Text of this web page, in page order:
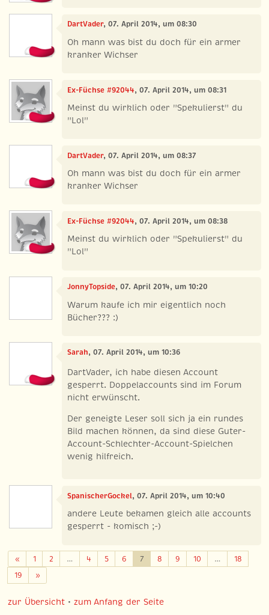
DartVader, 07. April 2014, um 08:30
Oh mann was bist du doch für ein armer
kranker Wichser
Ex-Füchse #92044, 07. April 2014, um 08:31
Meinst du wirklich oder "Spekulierst" du
"Lol"
DartVader, 07. April 2014, um 08:37
Oh mann was bist du doch für ein armer
kranker Wichser
Ex-Füchse #92044, 07. April 2014, um 08:38
Meinst du wirklich oder "Spekulierst" du
"Lol"
JonnyTopside, 07. April 2014, um 10:20
Warum kaufe ich mir eigentlich noch
Bücher??? :)
Sarah, 07. April 2014, um 10:36
DartVader, ich habe diesen Account
gesperrt. Doppelaccounts sind im Forum
nicht erwünscht.
Der geneigte Leser soll sich ja ein rundes
Bild machen können, da sind diese Guter-
Account-Schlechter-Account-Spielchen
wenig hilfreich.
SpanischerGockel, 07. April 2014, um 10:40
andere Leute bekamen gleich alle accounts
gesperrt - komisch ;-)
«Zurück
1 2 … 4 5 6 7 8 9 10 …
18
19
»Weiter
zur Übersicht •zum Anfang der Seite